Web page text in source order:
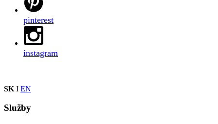
pinterest
instagram
SK I EN
Služby